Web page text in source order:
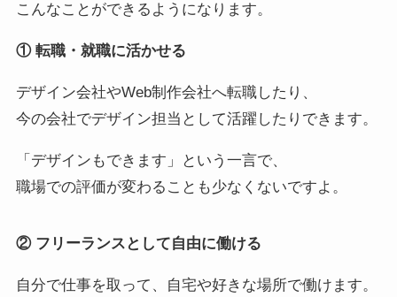
こんなことができるようになります。
① 転職・就職に活かせる
デザイン会社やWeb制作会社へ転職したり、
今の会社でデザイン担当として活躍したりできます。
「デザインもできます」という一言で、
職場での評価が変わることも少なくないですよ。
② フリーランスとして自由に働ける
自分で仕事を取って、自宅や好きな場所で働けます。